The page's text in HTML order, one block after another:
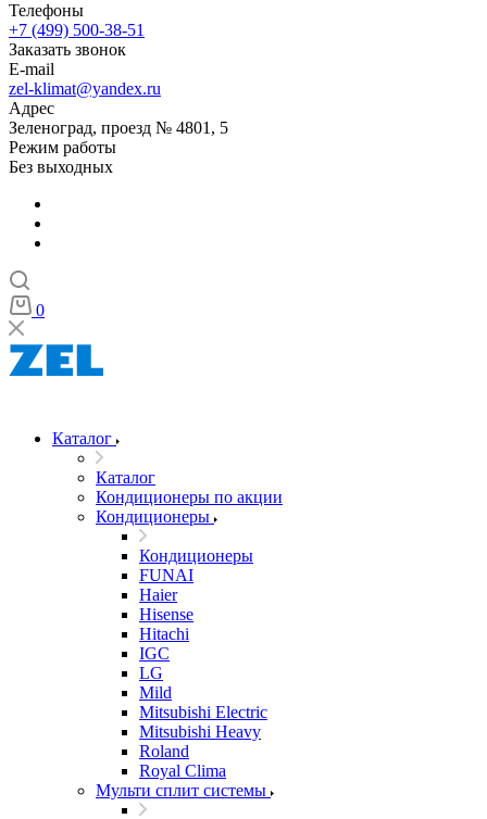
Телефоны
+7 (499) 500-38-51
Заказать звонок
E-mail
zel-klimat@yandex.ru
Адрес
Зеленоград, проезд № 4801, 5
Режим работы
Без выходных
0
Каталог
Каталог
Кондиционеры по акции
Кондиционеры
Кондиционеры
FUNAI
Haier
Hisense
Hitachi
IGC
LG
Mild
Mitsubishi Electric
Mitsubishi Heavy
Roland
Royal Clima
Мульти сплит системы